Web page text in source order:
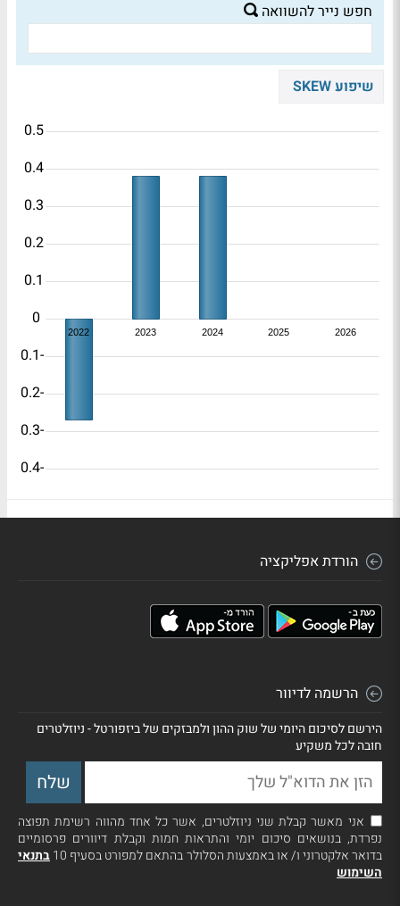
חפש נייר להשוואה
שיפוע SKEW
2022 2023 2024 2025 2026
-0.4
-0.3
-0.2
-0.1
0
0.1
0.2
0.3
0.4
0.5
הורדת אפליקציה
הרשמה לדיוור
הירשם לסיכום היומי של שוק ההון ולמבזקים של ביזפורטל - ניוזלטרים
חובה לכל משקיע
אני מאשר קבלת שני ניוזלטרים, אשר כל אחד מהווה רשימת תפוצה
נפרדת, בנושאים סיכום יומי והתראות חמות וקבלת דיוורים פרסומיים
בדואר אלקטרוני ו/ או באמצעות הסלולר בהתאם למפורט בסעיף 10
בתנאי
השימוש